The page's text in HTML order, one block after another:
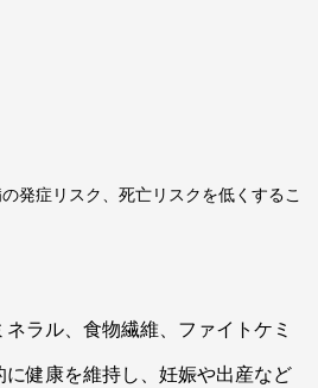
発症リスク、死亡リスクを低くするこ
ラル、食物繊維、ファイトケミ
健康を維持し、妊娠や出産など